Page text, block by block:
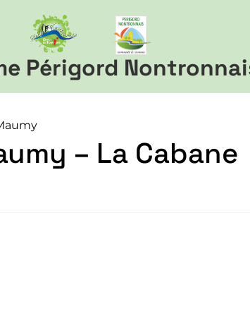
Périgord
– La Cabane